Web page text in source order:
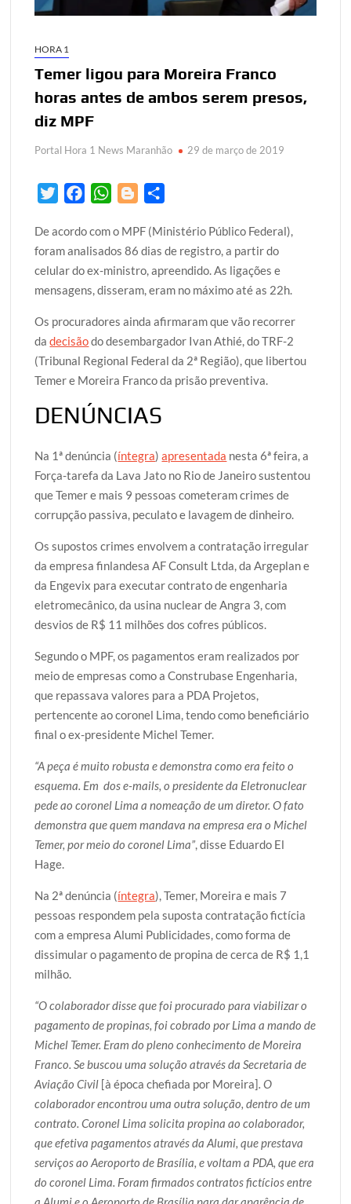
HORA 1
Temer ligou para Moreira Franco
horas antes de ambos serem presos,
diz MPF
Portal Hora 1 News Maranhão 29 de março de 2019
i
t
t
e
c
e
b
o
k
W
a
t
s
A
p
o
g
g
e
a
r
e
De acordo com o MPF (Ministério Público Federal),
foram analisados 86 dias de registro, a partir do
celular do ex-ministro, apreendido. As ligações e
mensagens, disseram, eram no máximo até as 22h.
Os procuradores ainda afirmaram que vão recorrer
dadecisãodo desembargador Ivan Athié, do TRF-2
(Tribunal Regional Federal da 2ª Região), que libertou
Temer e Moreira Franco da prisão preventiva.
DENÚNCIAS
Na 1ª denúncia (íntegra)apresentada nesta 6ª feira, a
Força-tarefa da Lava Jato no Rio de Janeiro sustentou
que Temer e mais 9 pessoas cometeram crimes de
corrupção passiva, peculato e lavagem de dinheiro.
Os supostos crimes envolvem a contratação irregular
da empresa finlandesa AF Consult Ltda, da Argeplan e
da Engevix para executar contrato de engenharia
eletromecânico, da usina nuclear de Angra 3, com
desvios de R$ 11 milhões dos cofres públicos.
Segundo o MPF, os pagamentos eram realizados por
meio de empresas como a Construbase Engenharia,
que repassava valores para a PDA Projetos,
pertencente ao coronel Lima, tendo como beneficiário
final o ex-presidente Michel Temer.
“A peça é muito robusta e demonstra como era feito o
esquema. Em dos e-mails, o presidente da Eletronuclear
pede ao coronel Lima a nomeação de um diretor. O fato
demonstra que quem mandava na empresa era o Michel
Temer, por meio do coronel Lima”, disse Eduardo El
Hage.
Na 2ª denúncia (íntegra), Temer, Moreira e mais 7
pessoas respondem pela suposta contratação fictícia
com a empresa Alumi Publicidades, como forma de
dissimular o pagamento de propina de cerca de R$ 1,1
milhão.
“O colaborador disse que foi procurado para viabilizar o
pagamento de propinas, foi cobrado por Lima a mando de
Michel Temer. Eram do pleno conhecimento de Moreira
Franco. Se buscou uma solução através da Secretaria de
Aviação Civil [à época chefiada por Moreira]. O
colaborador encontrou uma outra solução, dentro de um
contrato. Coronel Lima solicita propina ao colaborador,
que efetiva pagamentos através da Alumi, que prestava
serviços ao Aeroporto de Brasília, e voltam a PDA, que era
do coronel Lima. Foram firmados contratos fictícios entre